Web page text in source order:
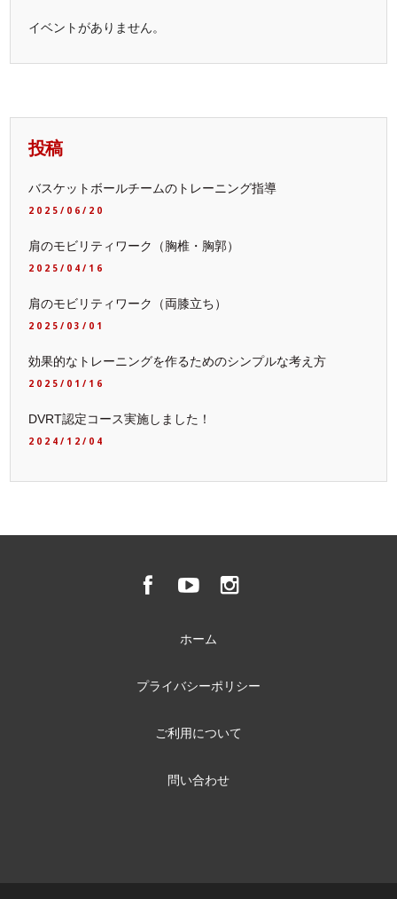
イベントがありません。
投稿
バスケットボールチームのトレーニング指導
2025/06/20
肩のモビリティワーク（胸椎・胸郭）
2025/04/16
肩のモビリティワーク（両膝立ち）
2025/03/01
効果的なトレーニングを作るためのシンプルな考え方
2025/01/16
DVRT認定コース実施しました！
2024/12/04
ホーム
プライバシーポリシー
ご利用について
問い合わせ